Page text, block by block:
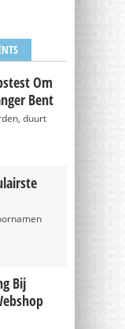
Om
Bent
duurt
Bij